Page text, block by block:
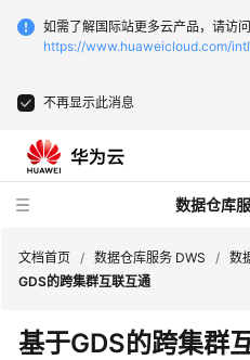
如需了解国际站更多云产品，请访问
https://www.huaweicloud.com/
不再显示此消息
数据仓库
最
新
文档首页 / 数据仓库服务 DWS / 数
GDS的跨集群互联互通
基于GDS的跨集群